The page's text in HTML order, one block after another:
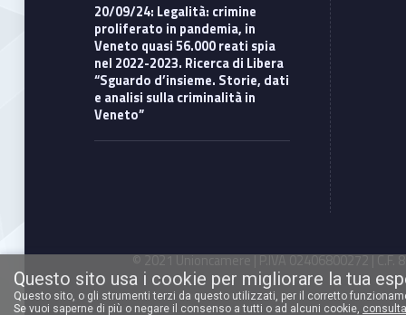
20/09/24: Legalità: crimine
proliferato in pandemia, in
Veneto quasi 56.000 reati spia
nel 2022-2023. Ricerca di Libera
“Sguardo d’insieme. Storie, dati
e analisi sulla criminalità in
Veneto”
© 2021 Unioncamere | P.IVA 02406800272 | C.F.
Questo sito usa i cookie per migliorare la tua
Questo sito, o gli strumenti terzi da questo utilizzati, per il corretto
Se vuoi saperne di più o negare il consenso a tutti o ad alcuni cookie,